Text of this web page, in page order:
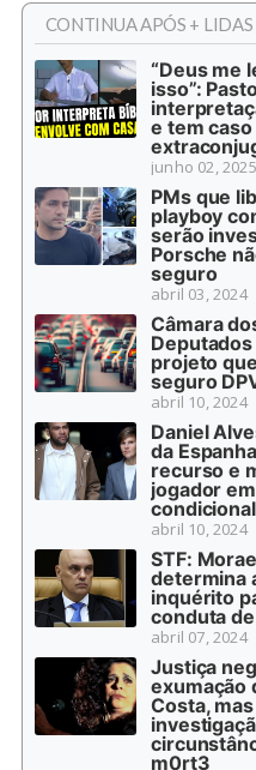
CONTINUA APÓS +
“Deus me
isso”:
e tem caso
junho 02, 2025
PMs que
playboy
serão
Porsche
seguro
abril 03, 2024
Câmara
projeto
seguro
abril 10, 2024
Daniel
da
recurso e
jogador
condicional
abril 10, 2024
STF:
determina
inquérito
conduta
abril 07, 2024
Justiça
exumação
Costa,
m0rt3